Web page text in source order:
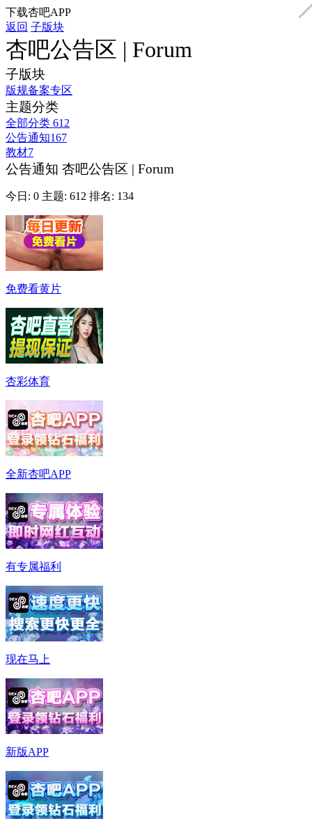
下载杏吧APP
返回 子版块
杏吧公告区 | Forum
子版块
版规备案专区
主题分类
全部分类 612
公告通知167
教材7
公告通知 杏吧公告区 | Forum
今日: 0 主题: 612 排名: 134
免费看黄片
杏彩体育
全新杏吧APP
有专属福利
现在马上
新版APP